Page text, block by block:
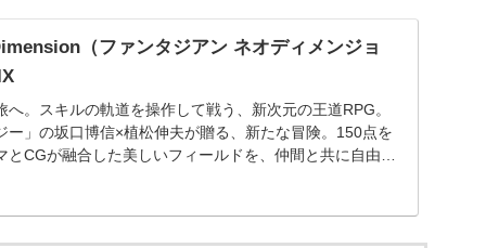
（ファンタジアン ネオディメンジョ
。スキルの軌道を操作して戦う、新次元の王道RPG。
ー」の坂口博信×植松伸夫が贈る、新たな冒険。150点を
CGが融合した美しいフィールドを、仲間と共に自由に